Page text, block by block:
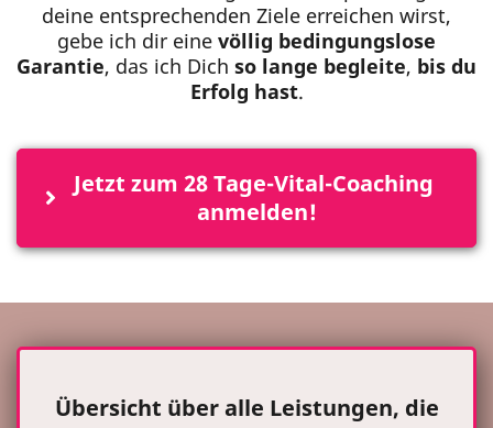
deine entsprechenden Ziele erreichen wirst,
gebe ich dir eine völlig bedingungslose
Garantie, das ich Dich so lange begleite, bis du
Erfolg hast.
Jetzt zum 28 Tage-Vital-Coaching
anmelden!
Übersicht über alle Leistungen, die